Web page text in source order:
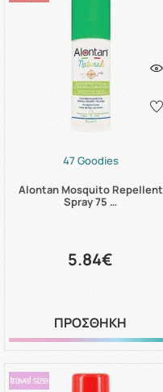
47 Goodies
Alontan Mosquito Repellent
Spray 75 …
5.84€
ΠΡΟΣΘΗΚΗ